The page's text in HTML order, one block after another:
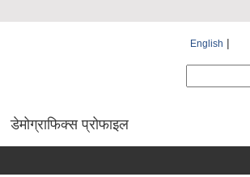
English
डेमोग्राफिक्स प्रोफाइल